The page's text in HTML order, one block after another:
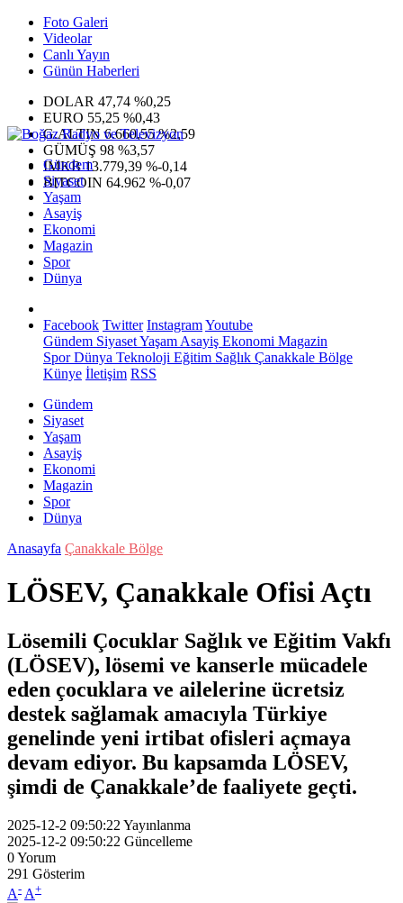
Foto Galeri
Videolar
Canlı Yayın
Günün Haberleri
DOLAR 47,74 %0,25
EURO 55,25 %0,43
G.ALTIN6.660,55 %2,59
GÜMÜŞ 98 %3,57
IMKB13.779,39 %-0,14
BITCOIN 64.962 %-0,07
Gündem
Siyaset
Yaşam
Asayiş
Ekonomi
Magazin
Spor
Dünya
Facebook Twitter InstagramYoutube
Gündem SiyasetYaşam Asayiş Ekonomi Magazin
SporDünya Teknoloji Eğitim Sağlık Çanakkale Bölge
Künye İletişim RSS
Gündem
Siyaset
Yaşam
Asayiş
Ekonomi
Magazin
Spor
Dünya
Anasayfa Çanakkale Bölge
LÖSEV, Çanakkale Ofisi Açtı
Lösemili Çocuklar Sağlık ve Eğitim Vakfı
(LÖSEV), lösemi ve kanserle mücadele
eden çocuklara ve ailelerine ücretsiz
destek sağlamak amacıyla Türkiye
genelinde yeni irtibat ofisleri açmaya
devam ediyor. Bu kapsamda LÖSEV,
şimdi de Çanakkale’de faaliyete geçti.
2025-12-2 09:50:22 Yayınlanma
2025-12-2 09:50:22 Güncelleme
0Yorum
291 Gösterim
A- A+